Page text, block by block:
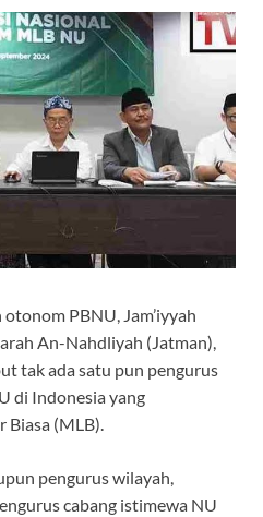
PBNU, Jam’iyyah
An-Nahdliyah (Jatman),
tak ada satu pun pengurus
di Indonesia yang
Biasa (MLB).
pengurus wilayah,
cabang istimewa NU